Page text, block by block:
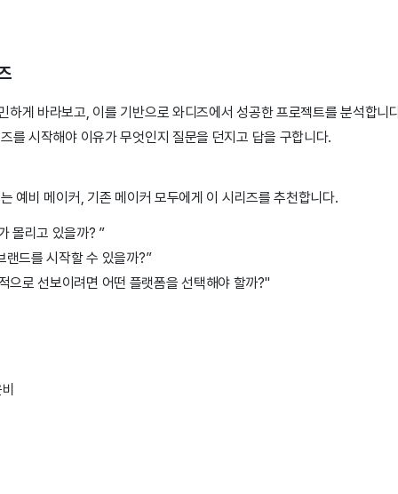
하게 바라보고, 이를 기반으로 와디즈에서 성공한 프로젝트를 분석합니
를 시작해야 이유가 무엇인지 질문을 던지고 답을 구합니다.
예비 메이커, 기존 메이커 모두에게 이 시리즈를 추천합니다.
몰리고 있을까? ”
랜드를 시작할 수 있을까?”
으로 선보이려면 어떤 플랫폼을 선택해야 할까?"